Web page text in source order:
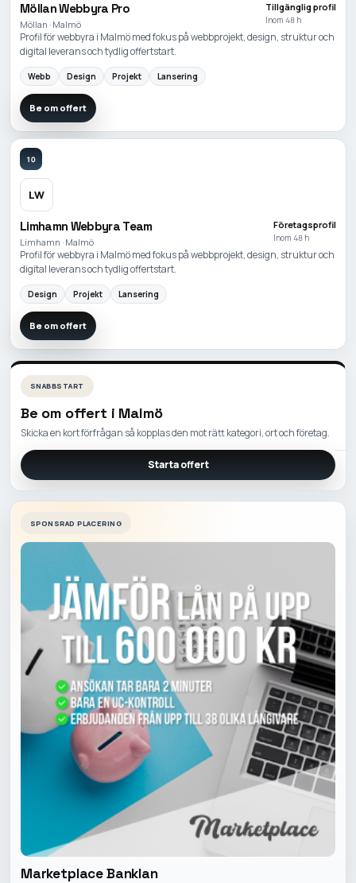
Möllan Webbyra Pro
Möllan · Malmö
Tillgänglig profil
Inom 48 h
Profil för webbyra i Malmö med fokus på webbprojekt, design, struktur och
digital leverans och tydlig offertstart.
Webb Design Projekt Lansering
Be om offert
10
LW
Limhamn Webbyra Team
Limhamn · Malmö
Företagsprofil
Inom 48 h
Profil för webbyra i Malmö med fokus på webbprojekt, design, struktur och
digital leverans och tydlig offertstart.
Design Projekt Lansering
Be om offert
SNABBSTART
Be om offert i Malmö
Skicka en kort förfrågan så kopplas den mot rätt kategori, ort och företag.
Starta offert
SPONSRAD PLACERING
Marketplace Banklan